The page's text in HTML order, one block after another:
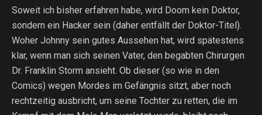
Soweit ich bisher erfahren habe, wird Doom kein Doktor,
sondern ein Hacker sein (daher entfällt der Doktor-Titel).
Woher Johnny sein gutes Aussehen hat, wird spätestens
klar, wenn man sich seinen Vater, den begabten Chirurgen
Dr. Franklin Storm ansieht. Ob dieser (so wie in den
Comics) wegen Mordes im Gefängnis sitzt, aber noch
rechtzeitig ausbricht, um seine Tochter zu retten, die im